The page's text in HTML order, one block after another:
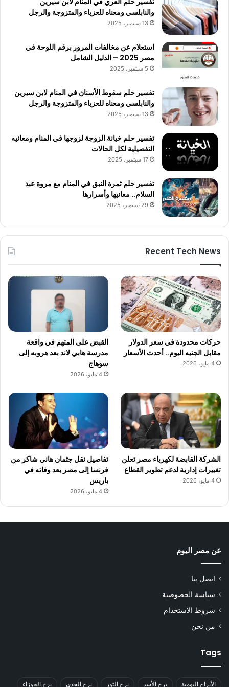
والنابلسي ومعناه للعزباء والمتزوجة والرجل
13 سبتمبر، 2025
استعلام عن مخالفات المرور برقم اللوحة في
مصر 2025 – الدليل الشامل
5 سبتمبر، 2025
تفسير حلم سقوط الأسنان في المنام لابن سيرين
والنابلسي ومعناه للعزباء والمتزوجة والرجل
13 سبتمبر، 2025
تفسير حلم خيانة الزوجة لزوجها في المنام ومعانيه
التفصيلية لكل الحالات
17 سبتمبر، 2025
تفسير حلم ثمرة النبق في المنام مع مروة عبد
السلام.. معانيها وأسرارها
29 سبتمبر، 2025
Recent Tech News
حركات محدودة في سعر الدولار
مقابل الجنيه اليوم.. أحدث الأسعار
4 مايو، 2026
القبض على المتهم في واقعة
مدرسة هابي لاند بعد هروبه إلى
سوهاج
4 مايو، 2026
الشركة القابضة لكهرباء مصر تعلن
تغييرات إدارية لدعم تطوير القطاع
4 مايو، 2026
تفاصيل نقل جثمان هاني شاكر من
فرنسا إلى مصر بعد وفاته في
باريس
4 مايو، 2026
عن مصر اليوم
اتصل بنا
سياسة الخصوصية
شروط الاستخدام
من نحن
Tags
الأبراج اليومية برج الأسد برج الثور برج الجدي برج الجوزاء